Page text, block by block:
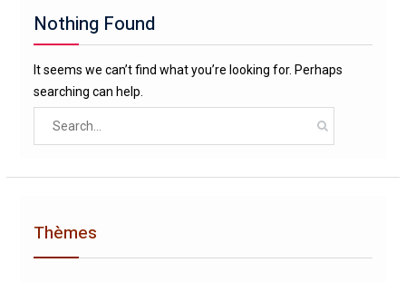
Nothing Found
It seems we can’t find what you’re looking for. Perhaps
searching can help.
Thèmes